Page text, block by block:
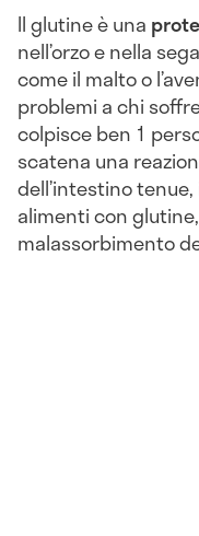
Il glutine è una
nell’orzo e nella
come il malto o
problemi a chi
colpisce ben 1
scatena una
dell’intestino
alimenti con
malassorbimento